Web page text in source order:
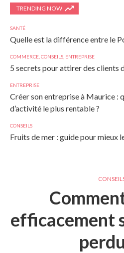
TRENDING NOW
SANTÉ
Quelle est la différence entre le
COMMERCE CONSEILS ENTREPRISE
5 secrets pour attirer des clients
ENTREPRISE
Créer son entreprise à Maurice :
d’activité le plus rentable ?
CONSEILS
Fruits de mer : guide pour mieux
efficacement